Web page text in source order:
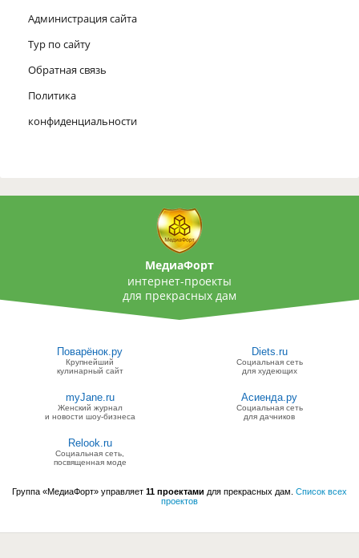
Администрация сайта
Тур по сайту
Обратная связь
Политика
конфиденциальности
МедиаФорт
интернет-проекты
для прекрасных дам
Поварёнок.ру
Крупнейший
кулинарный сайт
Diets.ru
Социальная сеть
для худеющих
myJane.ru
Женский журнал
и новости шоу-бизнеса
Асиенда.ру
Социальная сеть
для дачников
Relook.ru
Социальная сеть,
посвященная моде
Группа «МедиаФорт» управляет 11 проектами для прекрасных дам. Список всех
проектов